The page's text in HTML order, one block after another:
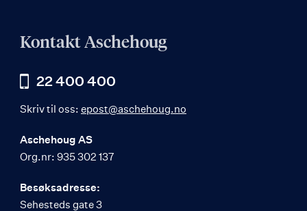
Kontakt Aschehoug
22 400 400
Skriv til oss: epost@aschehoug.no
Aschehoug AS
Org.nr: 935 302 137
Besøksadresse:
Sehesteds gate 3